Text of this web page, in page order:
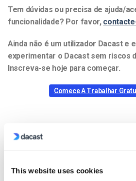
This website uses cookies
Tem dúvidas ou precisa de ajuda/
funcionalidade? Por favor,
Ainda não é um utilizador Dacast e
experimentar o Dacast sem riscos
Inscreva-se hoje para começar.
Comece A Trabalhar
Jose Guevara
Jose is a part of the